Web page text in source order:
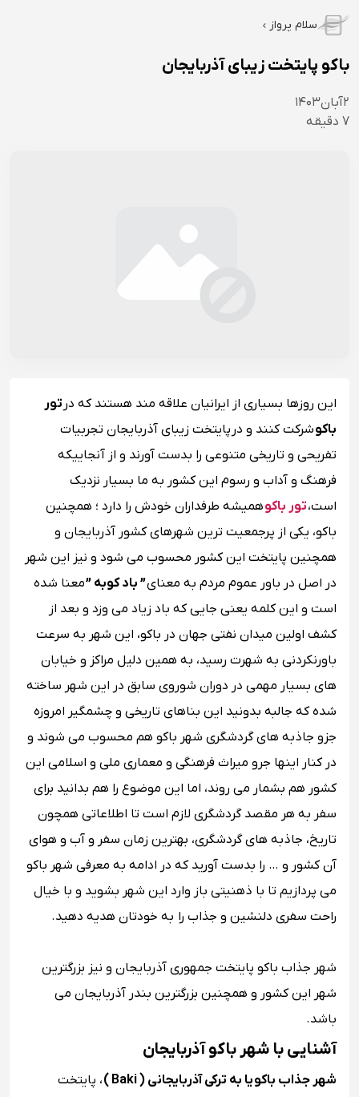
سلام پرواز
باکو پایتخت زیبای آذربایجان
۲آبان۱۴۰۳
7 دقیقه
این روزها بسیاری از ایرانیان علاقه ‌مند هستند که در تور
باکوشرکت کنند و در پایتخت زیبای آذربایجان تجربیات
تفریحی و تاریخی متنوعی را بدست آورند و از آنجاییکه
فرهنگ و آداب و رسوم این کشور به ما بسیار نزدیک
است،تور باکوهمیشه طرفداران خودش را دارد ؛ همچنین
باکو، یکی از پرجمعیت ترین شهرهای کشور آذربایجان و
همچنین پایتخت این کشور محسوب می شود و نیز این شهر
در اصل در باور عموم مردم به معنای” باد کوبه ”معنا شده
است و این کلمه یعنی جایی که باد زیاد می وزد و بعد از
کشف اولین میدان نفتی جهان در باکو، این شهر به سرعت
باورنکردنی به شهرت رسید، به همین دلیل مراکز و خیابان
های بسیار مهمی در دوران شوروی سابق در این شهر ساخته
شده که جالبه بدونید این بناهای تاریخی و چشمگیر امروزه
جزو جاذبه های گردشگری شهر باکو هم محسوب می شوند و
در کنار اینها جرو میراث فرهنگی و معماری ملی و اسلامی این
کشور هم بشمار می روند، اما این موضوع را هم بدانید برای
سفر به هر مقصد گردشگری لازم است تا اطلاعاتی همچون
تاریخ، جاذبه های گردشگری، بهترین زمان سفر و آب و هوای
آن کشور و … را بدست آورید که در ادامه به معرفی شهر باکو
می پردازیم تا با ذهنیتی باز وارد این شهر بشوید و با خیال
راحت سفری دلنشین و جذاب را به خودتان هدیه دهید.
شهر جذاب باکو پایتخت جمهوری آذربایجان و نیز بزرگترین
شهر این کشور و همچنین بزرگترین بندر آذربایجان می
باشد.
آشنایی با شهر باکو آذربایجان
شهر جذاب باکو یا به ترکی آذربایجانی ( Baki )
، پایتخت